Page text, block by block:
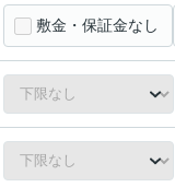
敷金・保証金なし